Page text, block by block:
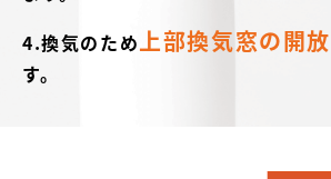
4.換気のため上部換気窓の開放
す。